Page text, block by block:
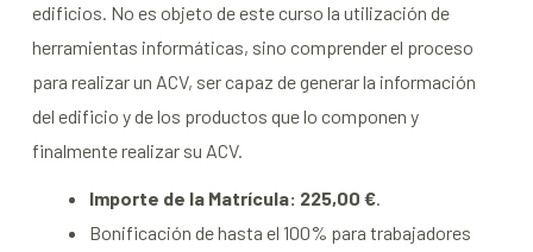
edificios. No es objeto de este curso la utilización de
herramientas informáticas, sino comprender el proceso
para realizar un ACV, ser capaz de generar la información
del edificio y de los productos que lo componen y
finalmente realizar su ACV.
Importe de la Matrícula: 225,00 €.
Bonificación de hasta el 100% para trabajadores